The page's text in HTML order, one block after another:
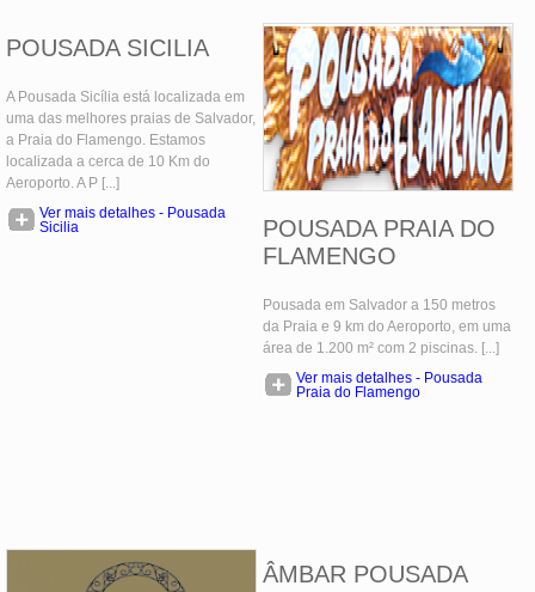
POUSADA SICILIA
A Pousada Sicília está localizada em
uma das melhores praias de Salvador,
a Praia do Flamengo. Estamos
localizada a cerca de 10 Km do
Aeroporto. A P [...]
Ver mais detalhes - Pousada
Sicilia
POUSADA PRAIA DO
FLAMENGO
Pousada em Salvador a 150 metros
da Praia e 9 km do Aeroporto, em uma
área de 1.200 m² com 2 piscinas. [...]
Ver mais detalhes - Pousada
Praia do Flamengo
ÂMBAR POUSADA